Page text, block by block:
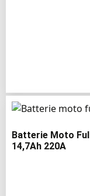
Batterie Moto
14,7Ah 220A